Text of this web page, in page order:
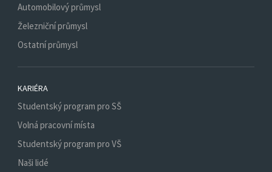
Automobilový průmysl
Železniční průmysl
Ostatní průmysl
KARIÉRA
Studentský program pro SŠ
Volná pracovní místa
Studentský program pro VŠ
Naši lidé